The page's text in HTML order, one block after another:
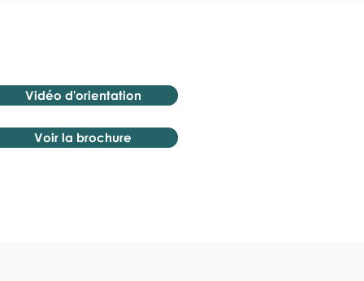
Vidéo d'orientation
Voir la brochure